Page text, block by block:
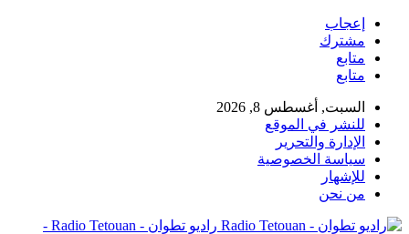
إعجاب
مشترك
متابع
متابع
السبت, أغسطس 8, 2026
للنشر في الموقع
الإدارة والتحرير
سياسة الخصوصية
للإشهار
من نحن
راديو تطوان - Radio Tetouan -